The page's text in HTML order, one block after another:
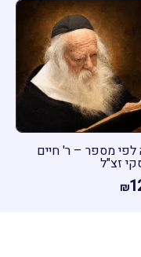
מספר – ר' חיים